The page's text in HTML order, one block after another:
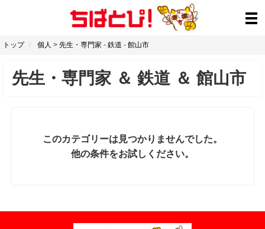
トップ 個人 > 先生・専門家 - 鉄道 - 館山市
先生・専門家 ＆ 鉄道 ＆ 館山市
このカテゴリーは見つかりませんでした。
他の条件をお試しください。